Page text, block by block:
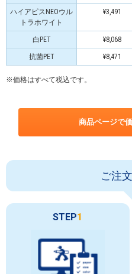
ハイアピスNEOウル
トラホワイト
¥3,491
白PET ¥8,068
抗菌PET ¥8,471
※価格はすべて税込です。
商品ページで
ご注
STEP1